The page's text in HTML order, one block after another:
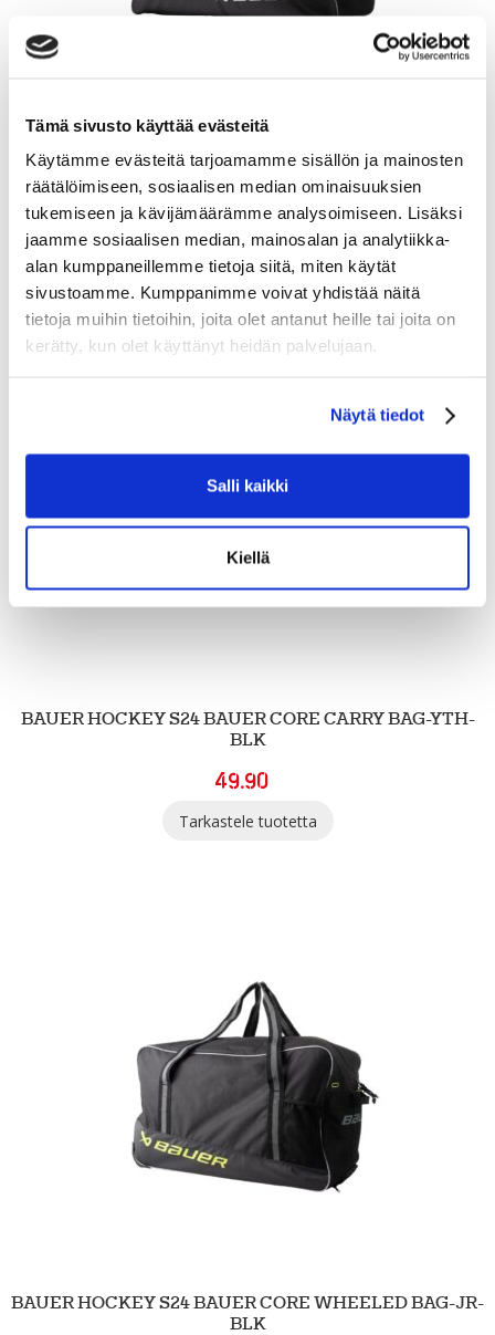
Tämä sivusto käyttää evästeitä
Käytämme evästeitä tarjoamamme sisällön ja mainosten
räätälöimiseen, sosiaalisen median ominaisuuksien
tukemiseen ja kävijämäärämme analysoimiseen. Lisäksi
jaamme sosiaalisen median, mainosalan ja analytiikka-
alan kumppaneillemme tietoja siitä, miten käytät
sivustoamme. Kumppanimme voivat yhdistää näitä
tietoja muihin tietoihin, joita olet antanut heille tai joita on
kerätty, kun olet käyttänyt heidän palvelujaan.
Näytä tiedot
Salli kaikki
Kiellä
BAUER HOCKEY S24 BAUER CORE CARRY BAG-SR-
BLK
59.90
Tarkastele tuotetta
BAUER HOCKEY S24 BAUER CORE CARRY BAG-YTH-
BLK
49.90
Tarkastele tuotetta
BAUER HOCKEY S24 BAUER CORE WHEELED BAG-JR-
BLK